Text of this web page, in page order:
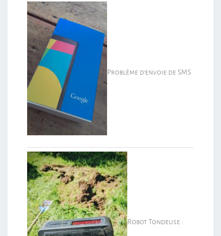
Problème d’envoie de SMS
Robot Tondeuse :